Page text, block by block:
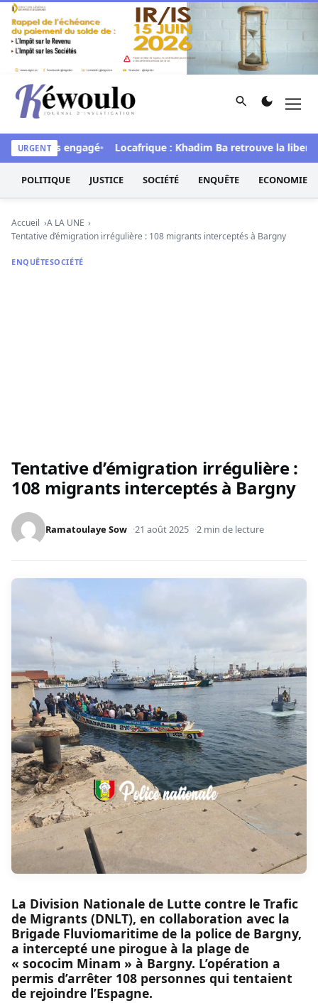
Aller au contenu
Kéwoulo, le premier site d'information et d'investigation
Rechercher
URGENTengagé Locafrique : Khadim Ba retrouve la liberté
POLITIQUE JUSTICE SOCIÉTÉ ENQUÊTE ECONOMIE
Accueil
A LA UNE
Tentative d’émigration irrégulière : 108 migrants interceptés à Bargny
ENQUÊTESOCIÉTÉ
Tentative d’émigration irrégulière :
108 migrants interceptés à Bargny
Ramatoulaye Sow 21 août 2025 2 min de lecture
La Division Nationale de Lutte contre le Trafic
de Migrants (DNLT), en collaboration avec la
Brigade Fluviomaritime de la police de Bargny,
a intercepté une pirogue à la plage de
« sococim Minam » à Bargny. L’opération a
permis d’arrêter 108 personnes qui tentaient
de rejoindre l’Espagne.